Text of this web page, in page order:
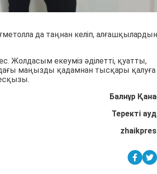
да таңнан келіп,
Жолдасым екеуміз әділетті, қуатты,
маңызды қадамнан тысқары қалуға
Балнұр
Теректі